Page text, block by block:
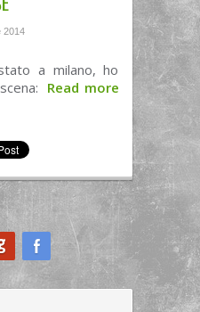
2014
a milano, ho
Read more